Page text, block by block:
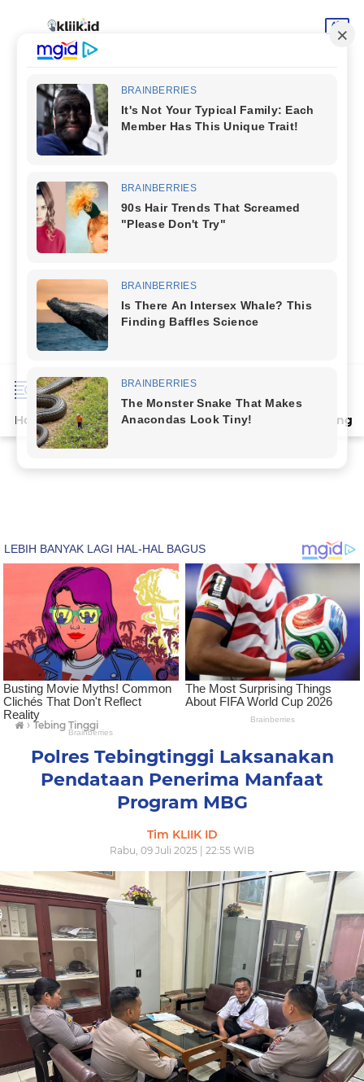
Home Terpopuler Indeks Artikel Deli Serdang
› Tebing Tinggi
Polres Tebingtinggi Laksanakan
Pendataan Penerima Manfaat
Program MBG
Tim KLIIK ID
Rabu, 09 Juli 2025 | 22:55 WIB